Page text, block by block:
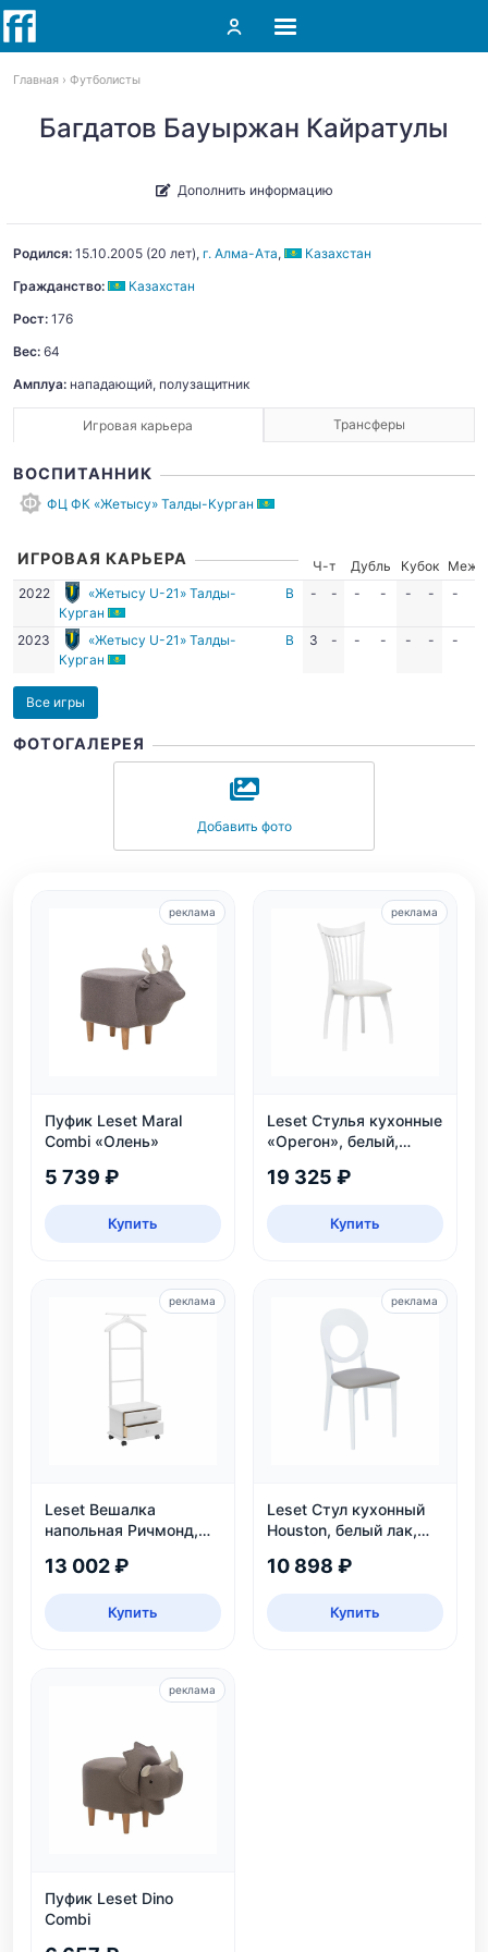
Главная Футболисты
Багдатов Бауыржан Кайратулы
Дополнить информацию
Родился: 15.10.2005 (20 лет), г. Алма-Ата,
Казахстан
Гражданство:
Казахстан
Рост: 176
Вес: 64
Амплуа: нападающий, полузащитник
Игровая карьера Трансферы
ВОСПИТАННИК
ФЦ ФК «Жетысу» Талды-Курган
ИГРОВАЯ КАРЬЕРА Ч-т Дубль Кубок
Межд.
2022
«Жетысу U-21» Талды-
Курган
В - - - - - - -
2023
«Жетысу U-21» Талды-
Курган
В 3 - - - - - -
Все игры
ФОТОГАЛЕРЕЯ
Добавить фото
Пуфик Leset Maral
Combi «Олень»
5 739 ₽
Купить
реклама
Leset Стулья кухонные
«Орегон», белый,
19 325 ₽
Купить
реклама
Leset Вешалка
напольная Ричмонд,
13 002 ₽
Купить
реклама
Leset Стул кухонный
Houston, белый лак,
10 898 ₽
Купить
реклама
Пуфик Leset Dino
Combi
реклама